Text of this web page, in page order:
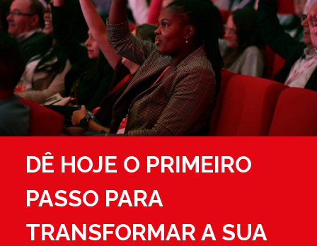
DÊ HOJE O PRIMEIRO
PASSO PARA
TRANSFORMAR A SUA